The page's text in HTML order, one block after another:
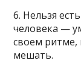
6. Нельзя
человека —
своем ритме,
мешать.